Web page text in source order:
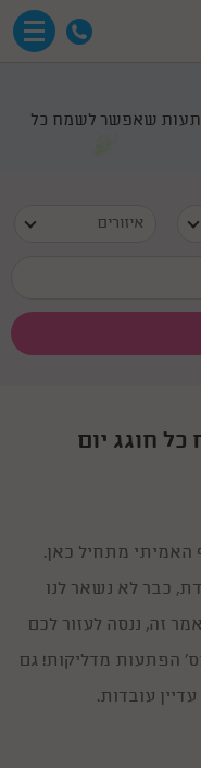
שאפשר לשמח כל
איזורים
חוגג יום
האמיתי מתחיל כאן.
כבר לא נשאר לנו
זה, ננסה לעזור לכם
הפתעות מדליקות! גם
עובדות.